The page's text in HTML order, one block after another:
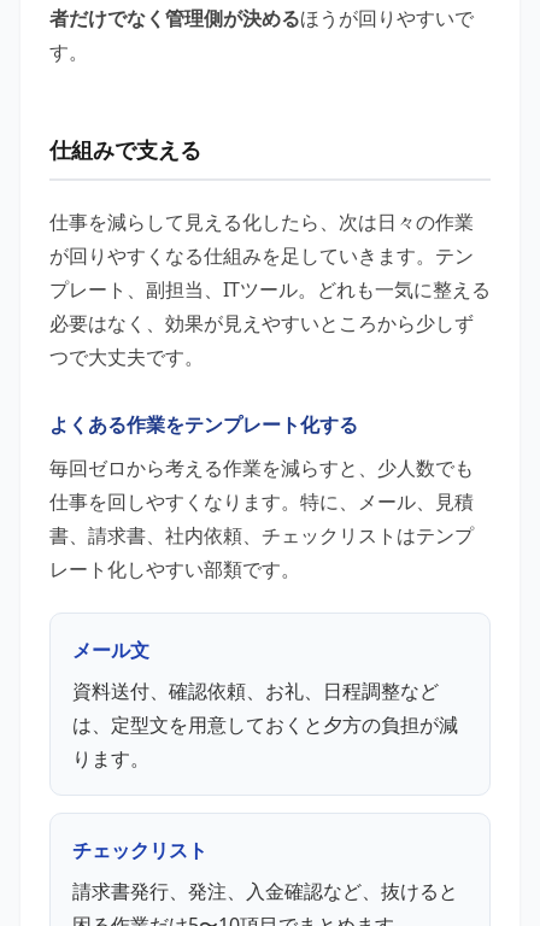
者だけでなく管理側が決めるほうが回りやすいで
す。
仕組みで支える
仕事を減らして見える化したら、次は日々の作業
が回りやすくなる仕組みを足していきます。テン
プレート、副担当、ITツール。どれも一気に整える
必要はなく、効果が見えやすいところから少しず
つで大丈夫です。
よくある作業をテンプレート化する
毎回ゼロから考える作業を減らすと、少人数でも
仕事を回しやすくなります。特に、メール、見積
書、請求書、社内依頼、チェックリストはテンプ
レート化しやすい部類です。
メール文
資料送付、確認依頼、お礼、日程調整など
は、定型文を用意しておくと夕方の負担が減
ります。
チェックリスト
請求書発行、発注、入金確認など、抜けると